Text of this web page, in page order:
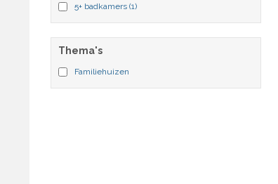
Zwembad
5+ badkamers (1)
Thema's
Familiehuizen